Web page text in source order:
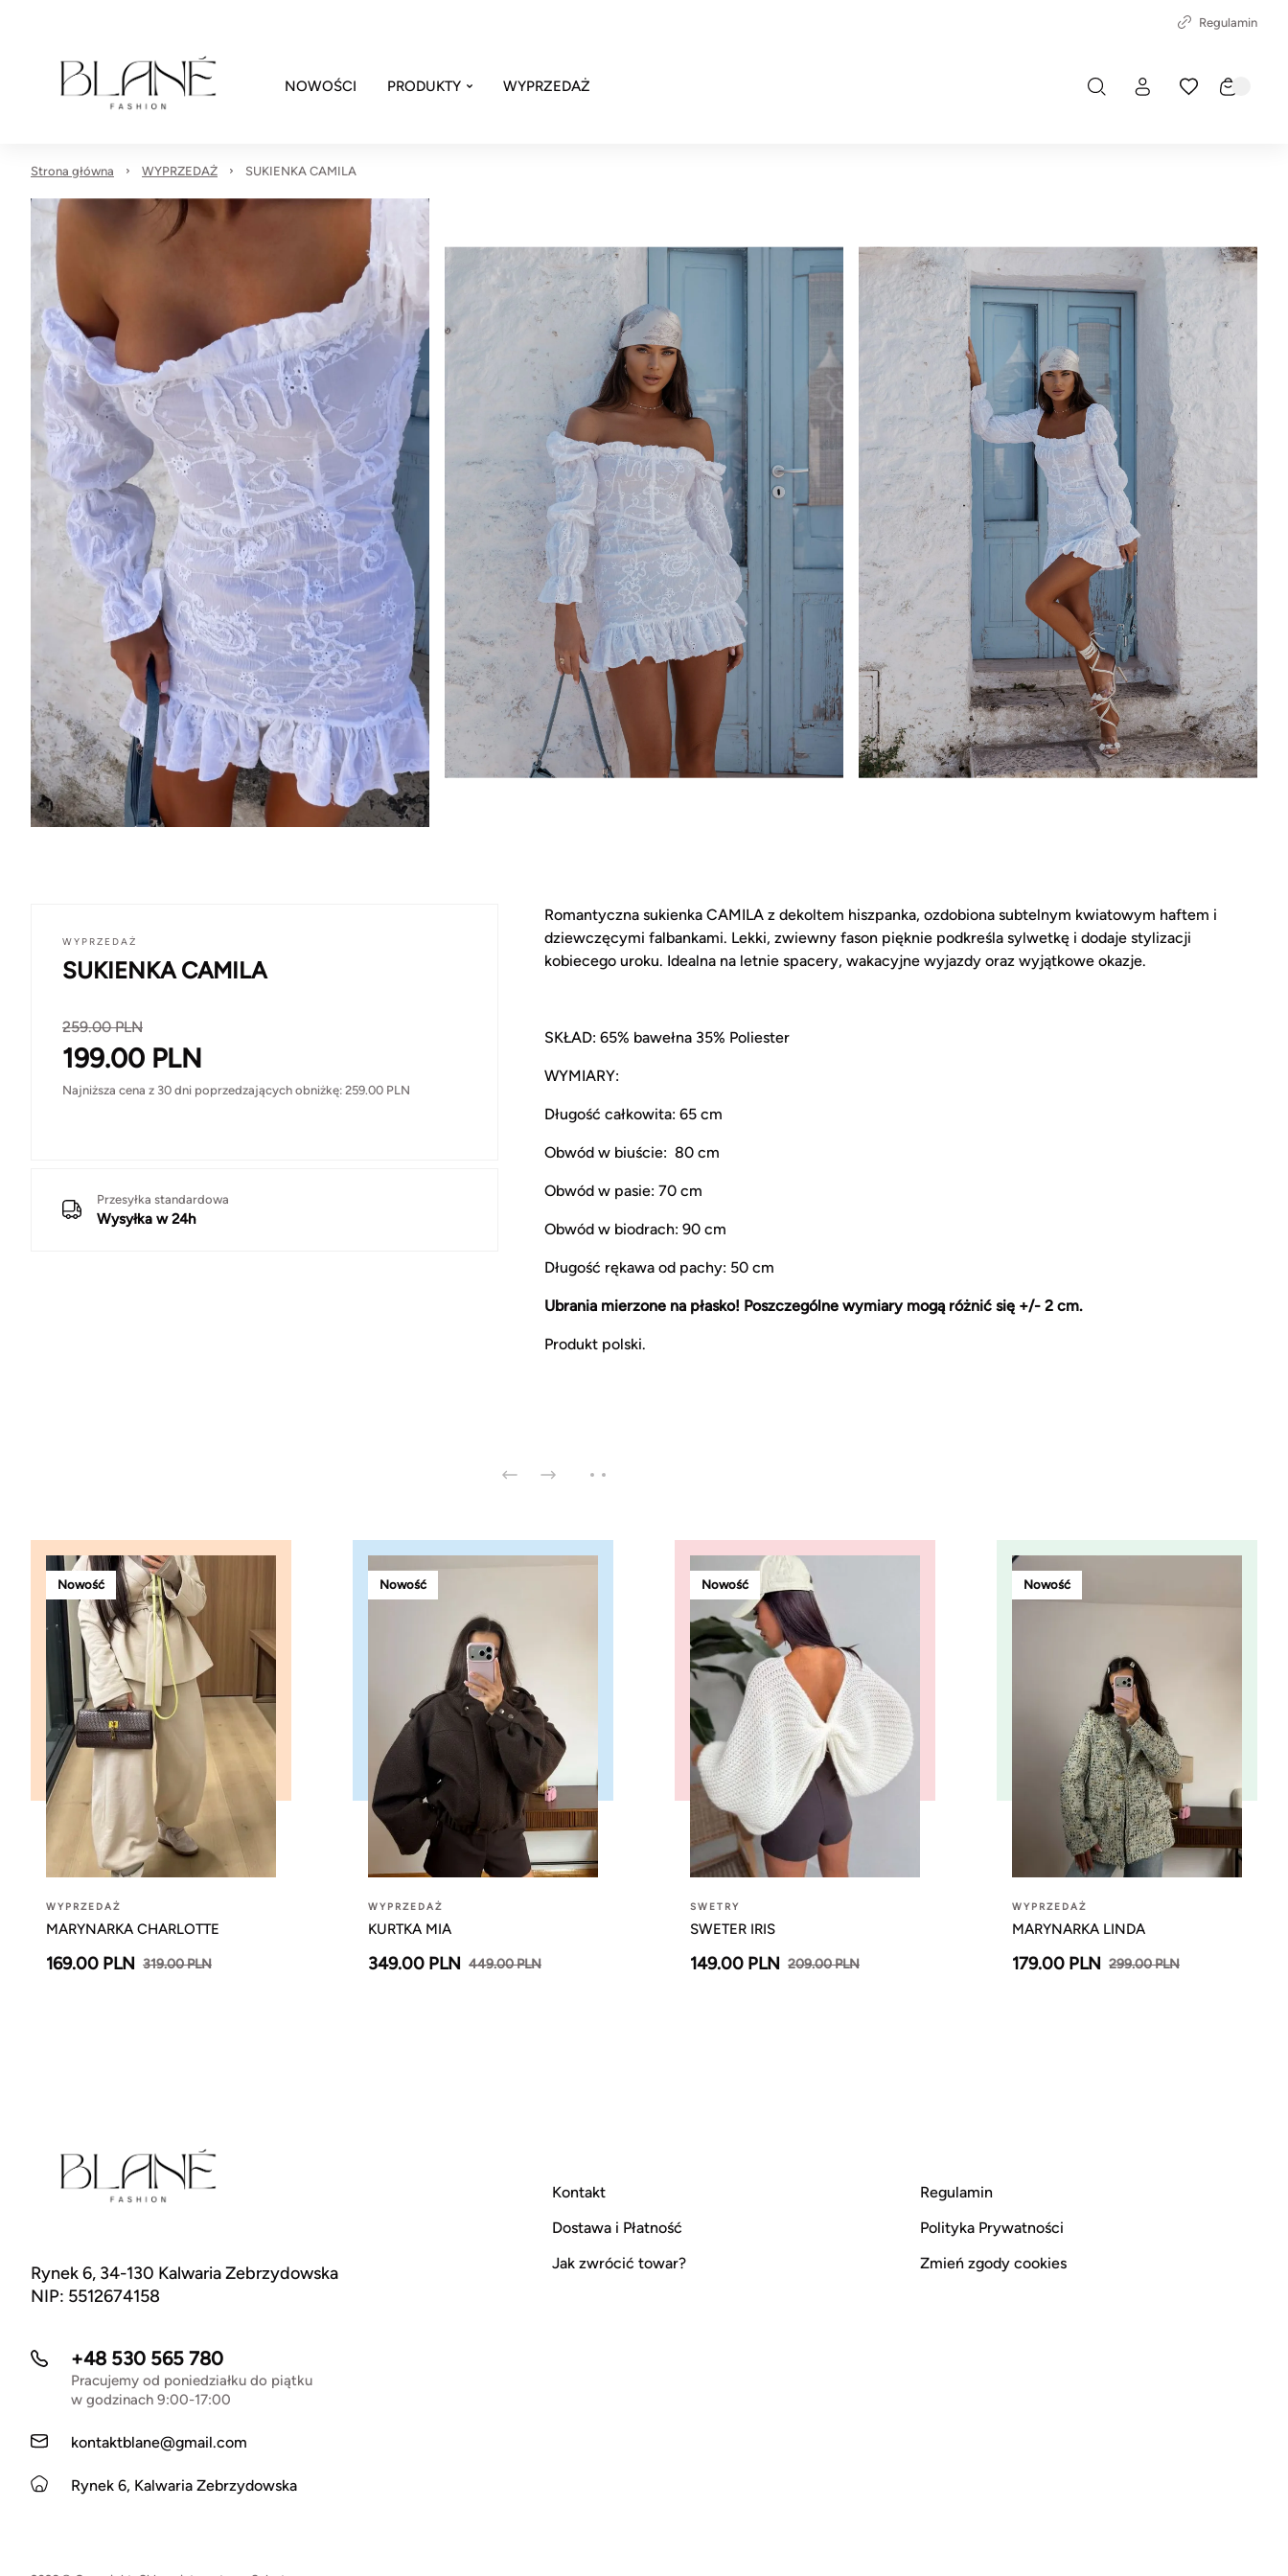
Regulamin
NOWOŚCI PRODUKTY WYPRZEDAŻ
Strona główna WYPRZEDAŻ SUKIENKA CAMILA
WYPRZEDAŻ
SUKIENKA CAMILA
259.00PLN
199.00 PLN
Najniższa cena z 30 dni poprzedzających obniżkę: 259.00 PLN
Przesyłka standardowa
Wysyłka w 24h
Romantyczna sukienka CAMILA z dekoltem hiszpanka, ozdobiona subtelnym kwiatowym haftem i
dziewczęcymi falbankami. Lekki, zwiewny fason pięknie podkreśla sylwetkę i dodaje stylizacji
kobiecego uroku. Idealna na letnie spacery, wakacyjne wyjazdy oraz wyjątkowe okazje.
SKŁAD: 65% bawełna 35% Poliester
WYMIARY:
Długość całkowita: 65 cm
Obwód w biuście: 80 cm
Obwód w pasie: 70 cm
Obwód w biodrach: 90 cm
Długość rękawa od pachy: 50 cm
Ubrania mierzone na płasko! Poszczególne wymiary mogą różnić się +/- 2 cm.
Produkt polski.
Nowość
WYPRZEDAŻ
MARYNARKA CHARLOTTE
169.00 PLN 319.00 PLN
Nowość
WYPRZEDAŻ
KURTKA MIA
349.00 PLN 449.00 PLN
Nowość
SWETRY
SWETER IRIS
149.00 PLN 209.00 PLN
Nowość
WYPRZEDAŻ
MARYNARKA LINDA
179.00 PLN 299.00 PLN
Rynek 6, 34-130 Kalwaria Zebrzydowska
NIP: 5512674158
+48 530 565 780
Pracujemy od poniedziałku do piątku
w godzinach 9:00-17:00
kontaktblane@gmail.com
Rynek 6, Kalwaria Zebrzydowska
Kontakt
Dostawa i Płatność
Jak zwrócić towar?
Regulamin
Polityka Prywatności
Zmień zgody cookies